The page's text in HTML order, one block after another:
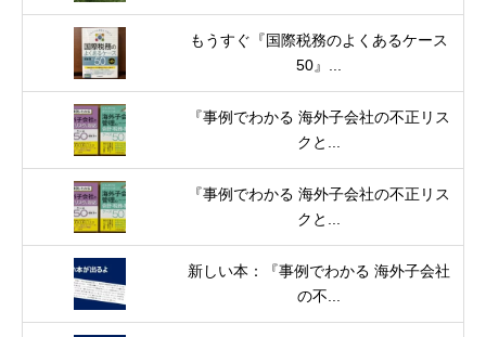
もうすぐ『国際税務のよくあるケース
50』...
『事例でわかる 海外子会社の不正リス
クと...
『事例でわかる 海外子会社の不正リス
クと...
新しい本：『事例でわかる 海外子会社
の不...